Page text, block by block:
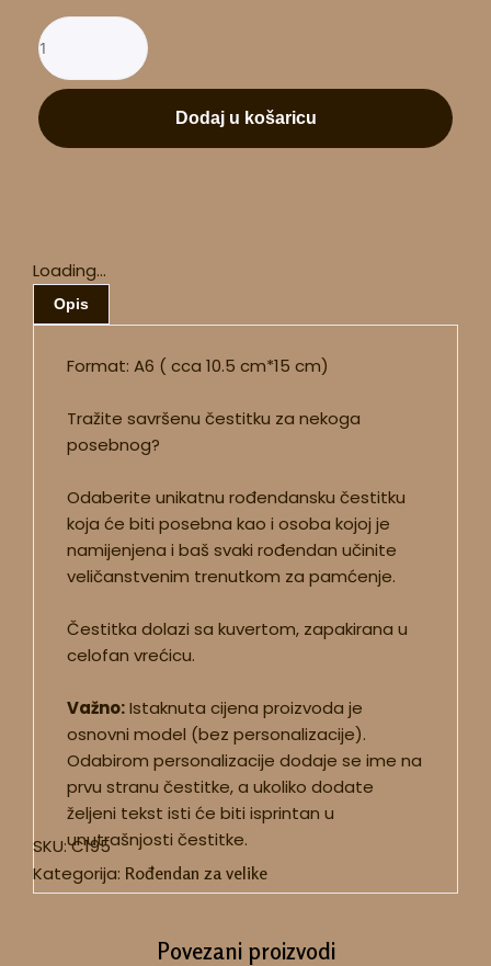
Dodaj u košaricu
Loading...
Opis
Format: A6 ( cca 10.5 cm*15 cm)
Tražite savršenu čestitku za nekoga
posebnog?
Odaberite unikatnu rođendansku čestitku
koja će biti posebna kao i osoba kojoj je
namijenjena i baš svaki rođendan učinite
veličanstvenim trenutkom za pamćenje.
Čestitka dolazi sa kuvertom, zapakirana u
celofan vrećicu.
Važno:Istaknuta cijena proizvoda je
osnovni model (bez personalizacije).
Odabirom personalizacije dodaje se ime na
prvu stranu čestitke, a ukoliko dodate
željeni tekst isti će biti isprintan u
unutrašnjosti čestitke.
SKU:C195
Kategorija: Rođendan za velike
Povezani proizvodi